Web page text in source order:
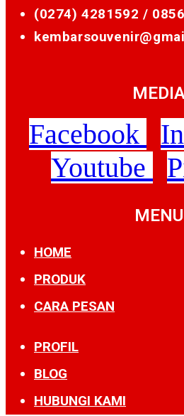
(0274) 4281592 /
Facebook
Youtube
MENU
HOME
PRODUK
CARA PESAN
PROFIL
BLOG
HUBUNGI KAMI